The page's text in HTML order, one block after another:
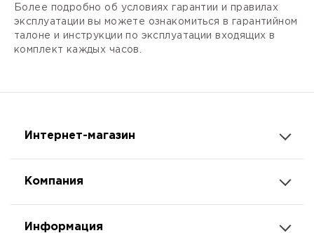
Более подробно об условиях гарантии и правилах
эксплуатации вы можете ознакомиться в гарантийном
талоне и инструкции по эксплуатации входящих в
комплект каждых часов.
Интернет-магазин
Компания
Информация